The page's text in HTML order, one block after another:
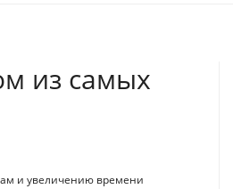
из самых
и увеличению времени